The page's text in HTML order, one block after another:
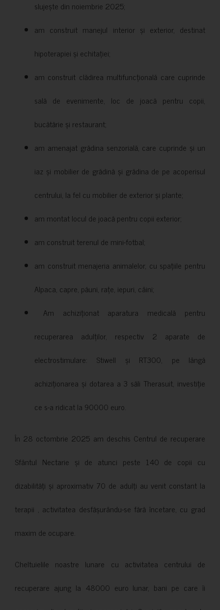
slujește din noiembrie 2025;
am construit manejul interior și exterior, destinat
hipoterapiei și echitației;
am construit clădirea multifuncțională care cuprinde
sală de evenimente, loc de joacă pentru copii,
bucătărie și restaurant;
am amenajat grădina senzorială, care cuprinde și un
iaz și mobilier de grădină și grădina de pe acoperisul
centrului, la fel cu mobilier de exterior și plante;
am montat locul de joacă pentru copii exterior;
am construit terenul de mini-fotbal;
am construit menajeria animalelor, cu spațiile pentru
Alpaca, capre, păuni, rațe, iepuri, câini;
Am achiziționat aparatura medicală pentru
recuperarea adulților, respectiv 2 aparate de
electrostimulare: Stiwell și RT300, pe lângă
achiziționarea și dotarea a 3 săli Therasuit, investiție
ce s-a ridicat la 90000 euro.
În 28 octombrie 2025 am deschis Centrul de recuperare
Sfântul Nectarie și de atunci peste 140 de copii cu
dizabilități și aproximativ 70 de adulți au venit constant la
terapii , activitatea desfășurându-se fără încetare, cu grad
maxim de ocupare.
Cheltuielile noastre lunare cu activitatea centrului de
recuperare ajung la 48000 euro lunar, bani pe care îi